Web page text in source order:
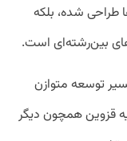
طراحی شده، بلکه
بین‌رشته‌ای است.
توسعه متوازن
قزوین همچون دیگر